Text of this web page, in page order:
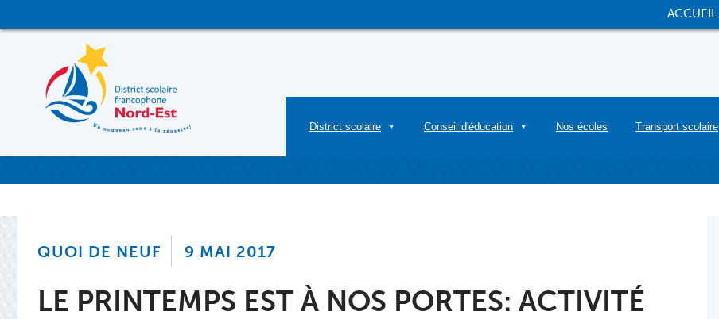
to
ACCUEIL
District scolaire Conseil d'éducation Nos écoles Transport scolaire
QUOI DE NEUF 9 MAI 2017
LE PRINTEMPS EST À NOS PORTES: ACTIVITÉ